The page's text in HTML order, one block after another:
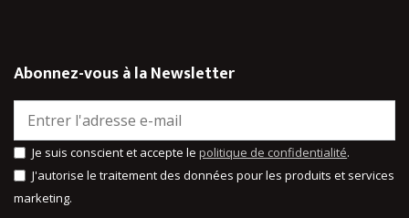
Abonnez-vous à la Newsletter
Je suis conscient et accepte lepolitique de confidentialité.
J'autorise le traitement des données pour les produits et services
marketing.